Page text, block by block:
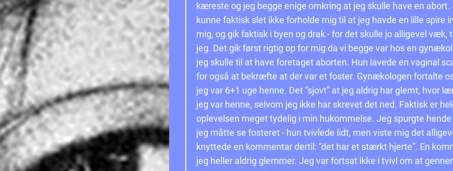
kæreste og jeg begge enige omkring at jeg skulle have en abort.
kunne faktisk slet ikke forholde mig til at jeg havde en lille spire
mig, og gik faktisk i byen og drak - for det skulle jo alligevel væk,
jeg. Det gik først rigtig op for mig da vi begge var hos en
jeg skulle til at have foretaget aborten. Hun lavede en vaginal
for også at bekræfte at der var et foster. Gynækologen fortalte
jeg var 6+1 uge henne. Det “sjovt” at jeg aldrig har glemt, hvor
jeg var henne, selvom jeg ikke har skrevet det ned. Faktisk er
oplevelsen meget tydelig i min hukommelse. Jeg spurgte
jeg måtte se fosteret - hun tvivlede lidt, men viste mig det
knyttede en kommentar dertil: “det har et stærkt hjerte”. En
jeg heller aldrig glemmer. Jeg var fortsat ikke i tvivl om at